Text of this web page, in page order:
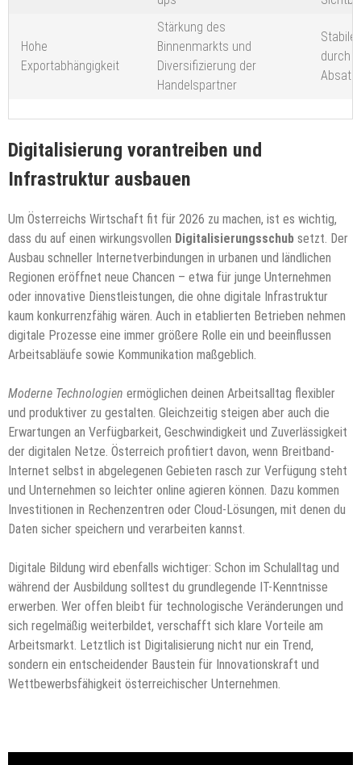
Hohe
Exportabhängigkeit
Stärkung des
Binnenmarkts und
Diversifizierung der
Handelspartner
durch
Digitalisierung vorantreiben und
Infrastruktur ausbauen
Um Österreichs Wirtschaft fit für 2026 zu machen, ist es wichtig,
dass du auf einen wirkungsvollen Digitalisierungsschub setzt. Der
Ausbau schneller Internetverbindungen in urbanen und ländlichen
Regionen eröffnet neue Chancen – etwa für junge Unternehmen
oder innovative Dienstleistungen, die ohne digitale Infrastruktur
kaum konkurrenzfähig wären. Auch in etablierten Betrieben nehmen
digitale Prozesse eine immer größere Rolle ein und beeinflussen
Arbeitsabläufe sowie Kommunikation maßgeblich.
Moderne Technologien ermöglichen deinen Arbeitsalltag flexibler
und produktiver zu gestalten. Gleichzeitig steigen aber auch die
Erwartungen an Verfügbarkeit, Geschwindigkeit und Zuverlässigkeit
der digitalen Netze. Österreich profitiert davon, wenn Breitband-
Internet selbst in abgelegenen Gebieten rasch zur Verfügung steht
und Unternehmen so leichter online agieren können. Dazu kommen
Investitionen in Rechenzentren oder Cloud-Lösungen, mit denen du
Daten sicher speichern und verarbeiten kannst.
Digitale Bildung wird ebenfalls wichtiger: Schon im Schulalltag und
während der Ausbildung solltest du grundlegende IT-Kenntnisse
erwerben. Wer offen bleibt für technologische Veränderungen und
sich regelmäßig weiterbildet, verschafft sich klare Vorteile am
Arbeitsmarkt. Letztlich ist Digitalisierung nicht nur ein Trend,
sondern ein entscheidender Baustein für Innovationskraft und
Wettbewerbsfähigkeit österreichischer Unternehmen.